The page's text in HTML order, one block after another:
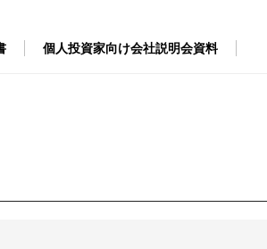
個人投資家向け会社説明会資料